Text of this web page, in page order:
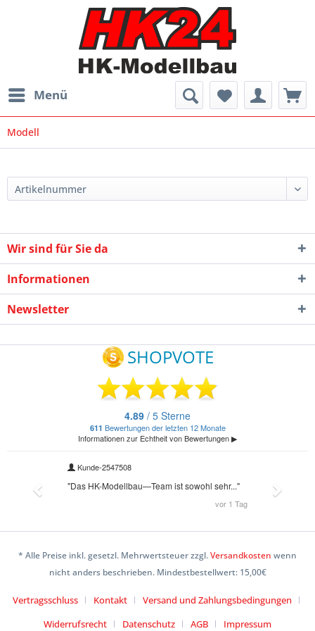
Menü
Modell
Wir sind für Sie da
Informationen
Newsletter
* Alle Preise inkl. gesetzl. Mehrwertsteuer zzgl.Versandkosten wenn
nicht anders beschrieben. Mindestbestellwert: 15,00€
Vertragsschluss Kontakt
Versand und Zahlungsbedingungen
Widerrufsrecht
Datenschutz AGB Impressum